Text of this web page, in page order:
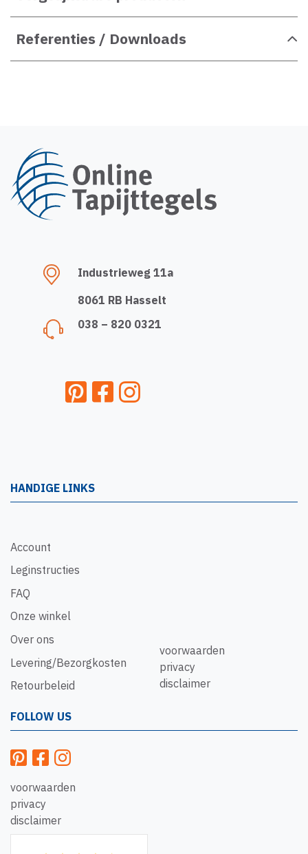
Referenties / Downloads
Industrieweg 11a
8061 RB Hasselt
038 – 820 0321
HANDIGE LINKS
Account
Leginstructies
FAQ
Onze winkel
Over ons
Levering/Bezorgkosten
Retourbeleid
voorwaarden
privacy
disclaimer
FOLLOW US
voorwaarden
privacy
disclaimer